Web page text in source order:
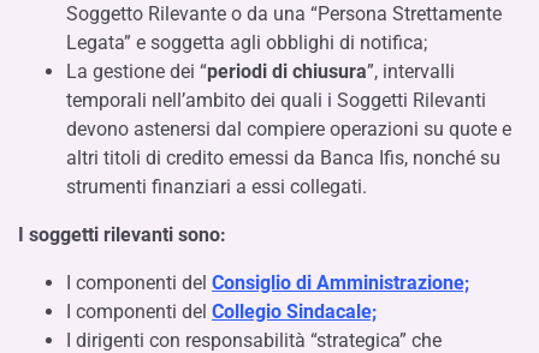
Soggetto Rilevante o da una “Persona Strettamente
Legata” e soggetta agli obblighi di notifica;
La gestione dei “periodi di chiusura”, intervalli
temporali nell’ambito dei quali i Soggetti Rilevanti
devono astenersi dal compiere operazioni su quote e
altri titoli di credito emessi da Banca Ifis, nonché su
strumenti finanziari a essi collegati.
I soggetti rilevanti sono:
I componenti del Consiglio di Amministrazione;
I componenti del Collegio Sindacale;
I dirigenti con responsabilità “strategica” che